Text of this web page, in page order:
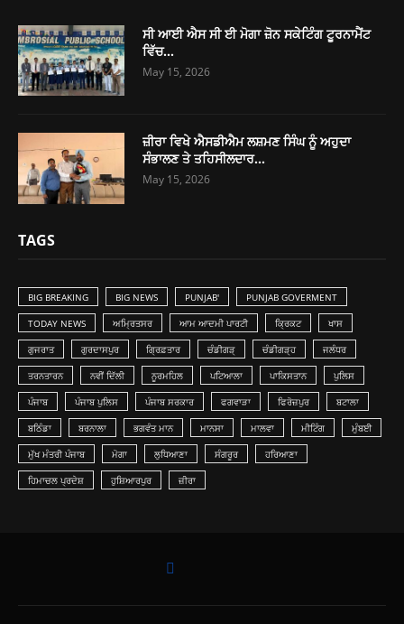
ਸੀ ਆਈ ਐਸ ਸੀ ਈ ਮੋਗਾ ਜ਼ੋਨ ਸਕੇਟਿੰਗ ਟੂਰਨਾਮੈਂਟ
ਵਿੱਚ...
May 15, 2026
ਜ਼ੀਰਾ ਵਿਖੇ ਐਸਡੀਐਮ ਲਸ਼ਮਣ ਸਿੰਘ ਨੂੰ ਅਹੁਦਾ
ਸੰਭਾਲਣ ਤੇ ਤਹਿਸੀਲਦਾਰ...
May 15, 2026
TAGS
BIG BREAKING BIG NEWS PUNJAB' PUNJAB GOVERMENT
TODAY NEWS ਅਮ੍ਰਿਤਸਰ ਆਮ ਆਦਮੀ ਪਾਰਟੀ ਕ੍ਰਿਕਟ ਖਾਸ
ਗੁਜਰਾਤ ਗੁਰਦਾਸਪੁਰ ਗ੍ਰਿਫ਼ਤਾਰ ਚੰਡੀਗੜ੍ ਚੰਡੀਗੜ੍ਹ ਜਲੰਧਰ
ਤਰਨਤਾਰਨ ਨਵੀਂ ਦਿੱਲੀ ਨੂਰਮਹਿਲ ਪਟਿਆਲਾ ਪਾਕਿਸਤਾਨ ਪੁਲਿਸ
ਪੰਜਾਬ ਪੰਜਾਬ ਪੁਲਿਸ ਪੰਜਾਬ ਸਰਕਾਰ ਫਗਵਾੜਾ ਫਿਰੋਜ਼ਪੁਰ ਬਟਾਲਾ
ਬਠਿੰਡਾ ਬਰਨਾਲਾ ਭਗਵੰਤ ਮਾਨ ਮਾਨਸਾ ਮਾਲਵਾ ਮੀਟਿੰਗ ਮੁੰਬਈ
ਮੁੱਖ ਮੰਤਰੀ ਪੰਜਾਬ ਮੋਗਾ ਲੁ‎ਧਿਆਣਾ ਸੰਗਰੂਰ ਹਰਿਆਣਾ
ਹਿਮਾਚਲ ਪ੍ਰਦੇਸ਼ ਹੁਸ਼ਿਆਰਪੁਰ ਜ਼ੀਰਾ